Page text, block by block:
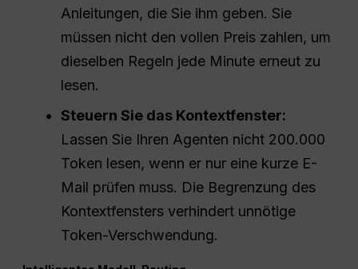
Anleitungen, die Sie ihm geben. Sie
müssen nicht den vollen Preis zahlen, um
dieselben Regeln jede Minute erneut zu
lesen.
Steuern Sie das Kontextfenster:
Lassen Sie Ihren Agenten nicht 200.000
Token lesen, wenn er nur eine kurze E-
Mail prüfen muss. Die Begrenzung des
Kontextfensters verhindert unnötige
Token-Verschwendung.